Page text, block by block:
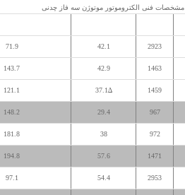
مشخصات فنی الکتروموتور موتوژن سه فاز چدنی
2923
42.1
71.9
1463
42.9
143.7
1459
37.1∆
121.1
967
29.4
148.2
972
38
181.8
1471
57.6
194.8
2953
54.4
97.1